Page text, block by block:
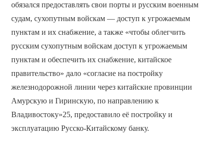
обязался предоставлять свои порты и русским военным
судам, сухопутным войскам — доступ к угрожаемым
пунктам и их снабжение, а также «чтобы облегчить
русским сухопутным войскам доступ к угрожаемым
пунктам и обеспечить их снабжение, китайское
правительство» дало «согласие на постройку
железнодорожной линии через китайские провинции
Амурскую и Гиринскую, по направлению к
Владивостоку»25, предоставило её постройку и
эксплуатацию Русско-Китайскому банку.